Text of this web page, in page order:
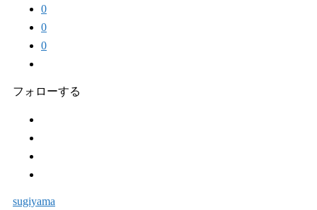
0
0
0
フォローする
sugiyama